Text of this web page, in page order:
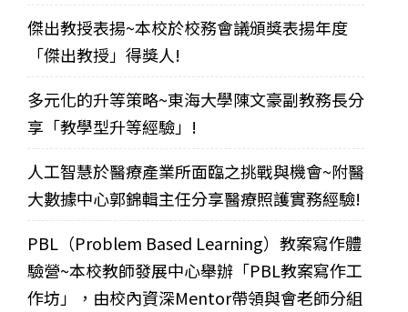
傑出教授表揚~本校於校務會議頒獎表揚年度
「傑出教授」得獎人!
多元化的升等策略~東海大學陳文豪副教務長分
享「教學型升等經驗」!
人工智慧於醫療產業所面臨之挑戰與機會~附醫
大數據中心郭錦輯主任分享醫療照護實務經驗!
PBL（Problem Based Learning）教案寫作體
驗營~本校教師發展中心舉辦「PBL教案寫作工
作坊」，由校內資深Mentor帶領與會老師分組